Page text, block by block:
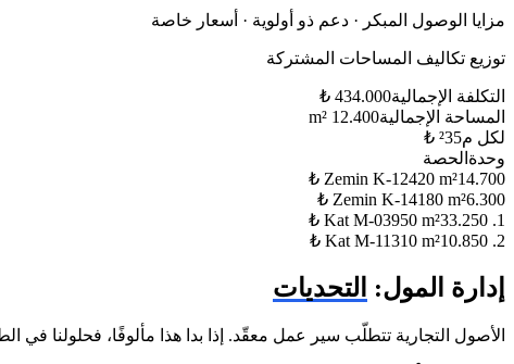
مزايا الوصول المبكر · دعم ذو أولوية · أسعار خاصة
توزيع تكاليف المساحات المشتركة
التكلفة الإجمالية434.000
₺
المساحة الإجمالية12.400
لكل م²35
₺
وحدة الحصة
Zemin K-12420 m²14.700
₺
Zemin K-14180 m²6.300
₺
1. Kat M-03
950 m²33.250
₺
2. Kat M-11
310 m²10.850
₺
إدارة المول: التحديات
الأصول التجارية تتطلّب سير عمل معقّد. إذا بدا هذا مألوفًا، فحلولنا في